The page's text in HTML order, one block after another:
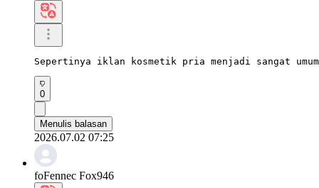
Sepertinya iklan kosmetik pria menjadi sangat
0
Menulis balasan
2026.07.02 07:25
foFennec Fox946